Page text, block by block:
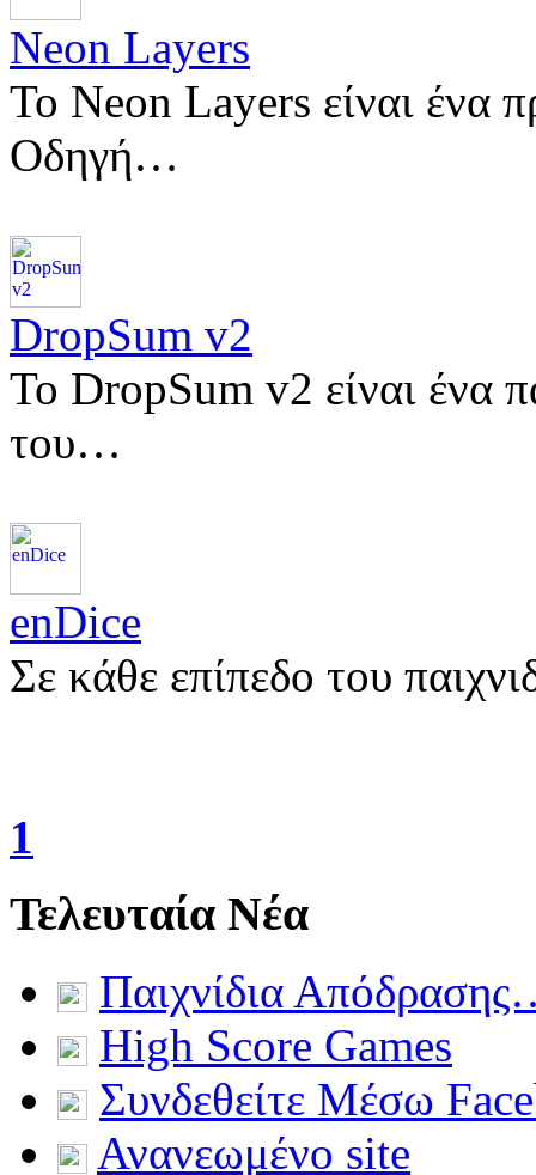
Neon Layers
Το Neon Layers είναι ένα
Οδηγή…
DropSum v2
Το DropSum v2 είναι ένα
του…
enDice
Σε κάθε επίπεδο του
1
Τελευταία Νέα
Παιχνίδια
High Score Games
Συνδεθείτε Μέσω
Ανανεωμένο site